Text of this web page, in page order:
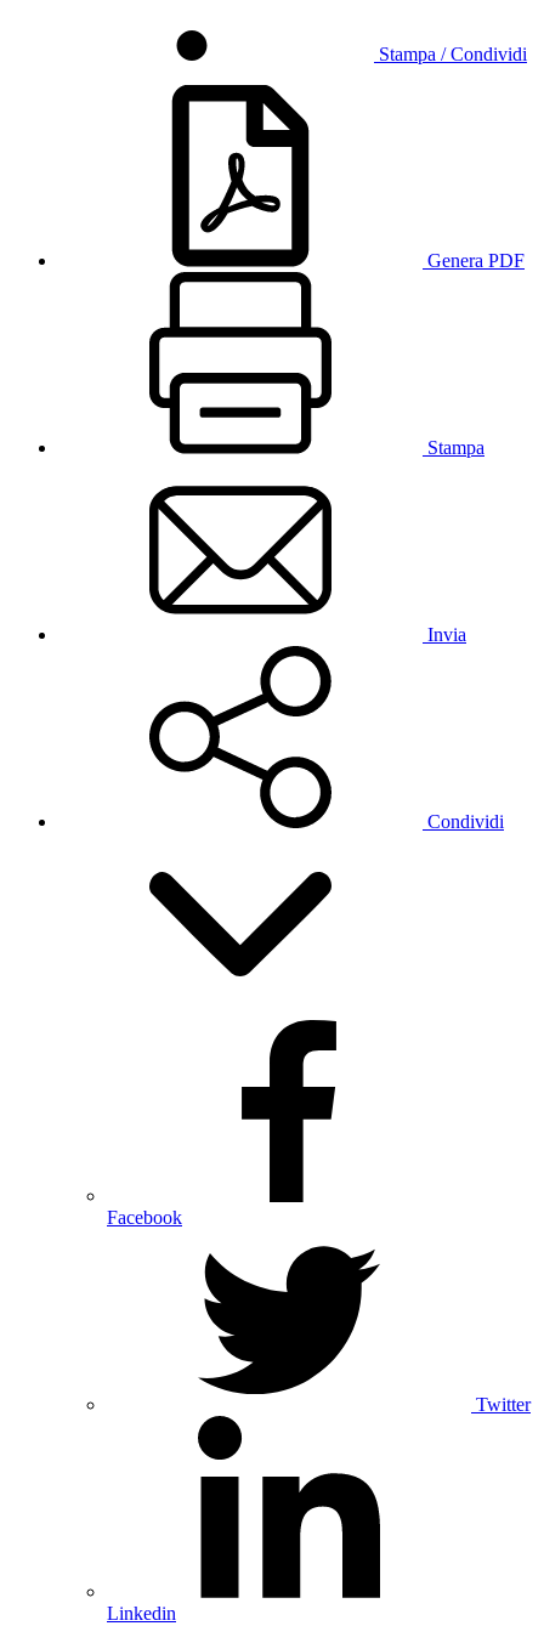
Stampa / Condividi
Genera PDF
Stampa
Invia
Condividi
Facebook
Twitter
Linkedin